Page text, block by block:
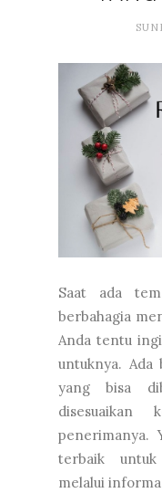
Saat ada
berbahagia
Anda tentu
untuknya. Ada
yang bisa
disesuaikan
penerimanya.
terbaik
melalui